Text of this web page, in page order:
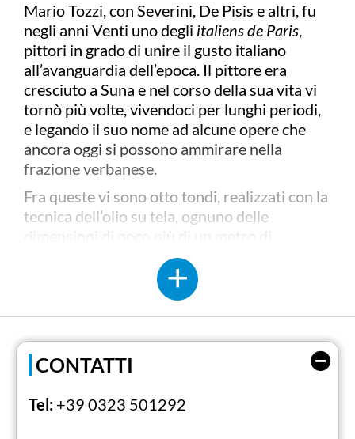
Mario Tozzi, con Severini, De Pisis e altri, fu
negli anni Venti uno degli italiens de Paris,
pittori in grado di unire il gusto italiano
all’avanguardia dell’epoca. Il pittore era
cresciuto a Suna e nel corso della sua vita vi
tornò più volte, vivendoci per lunghi periodi,
e legando il suo nome ad alcune opere che
ancora oggi si possono ammirare nella
frazione verbanese.
Fra queste vi sono otto tondi, realizzati con la
tecnica dell’olio su tela, ognuno delle
diametro. Per ammirarli occorre entrare nella
chiesa di Santa Lucia e alzare gli occhi verso
la volta. Furono realizzati tra il 1923 e il
1924 e sono dedicati a Santa Lucia da
Siracusa e a episodi della sua vita, a
Sant'Andrea da Avellino, a San Francesco
d'Assisi e a San Mauro
La chiesa che li ospita fu costruita nel XVI
CONTATTI
Tel: +39 0323 501292